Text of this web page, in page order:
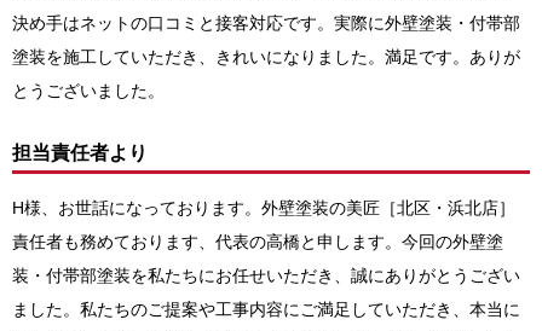
決め手はネットの口コミと接客対応です。実際に外壁塗装・付帯部
塗装を施工していただき、きれいになりました。満足です。ありが
とうございました。
担当責任者より
H様、お世話になっております。外壁塗装の美匠 ［北区・浜北店］
責任者も務めております、代表の高橋と申します。 今回の外壁塗
装・付帯部塗装を私たちにお任せいただき、誠にありがとうござい
ました。私たちのご提案や工事内容にご満足していただき、本当に